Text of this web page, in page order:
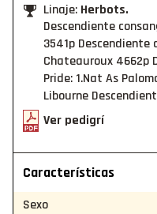
Linaje: Herbots.
Descendiente
3541p Descendiente
Chateauroux 4662p
Pride: 1.Nat As
Libourne
Ver pedigrí
Características
Sexo